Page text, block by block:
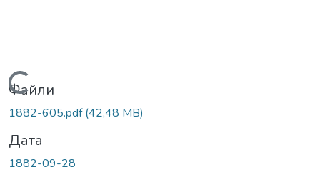
Вантажиться...
Файли
1882-605.pdf(42,48 MB)
Дата
1882-09-28